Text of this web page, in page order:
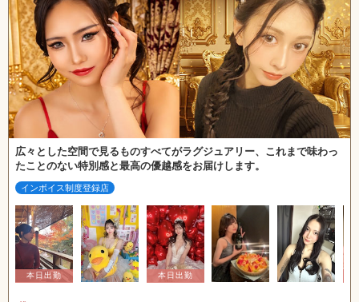
広々とした空間で見るものすべてがラグジュアリー、これまで味わっ
たことのない特別感と最高の優越感をお届けします。
インボイス制度登録店